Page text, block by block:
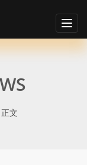
文